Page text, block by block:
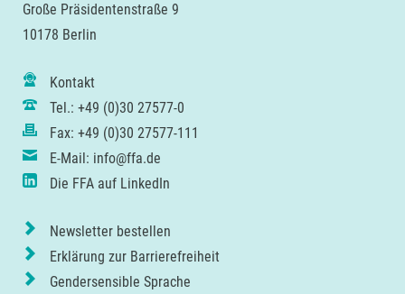
Große Präsidentenstraße 9
10178 Berlin
Kontakt
Tel.: +49 (0)30 27577-0
Fax: +49 (0)30 27577-111
E-Mail: info@ffa.de
Die FFA auf LinkedIn
Newsletter bestellen
Erklärung zur Barrierefreiheit
Gendersensible Sprache